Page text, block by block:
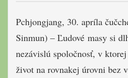
Pchjongjang, 30. apríla
Sinmun) – Ľudové masy si
nezávislú spoločnosť, v
život na rovnakej úrovni bez